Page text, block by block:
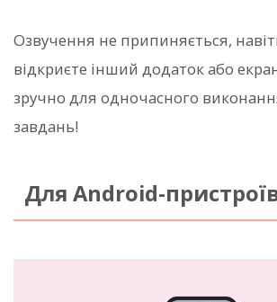
Озвучення не припиняється,
відкриєте інший додаток або
зручно для одночасного
завдань!
Для Android-